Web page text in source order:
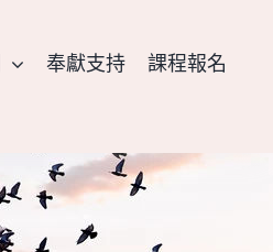
奉獻支持 課程報名